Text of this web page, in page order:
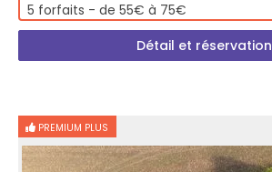
5 forfaits - de 55€ à 75€
Détail et réservation
PREMIUM PLUS